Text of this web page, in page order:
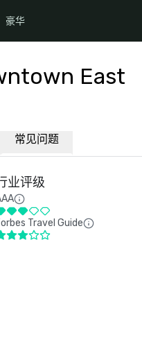
豪华
East
常见问题
业评级
Travel Guide